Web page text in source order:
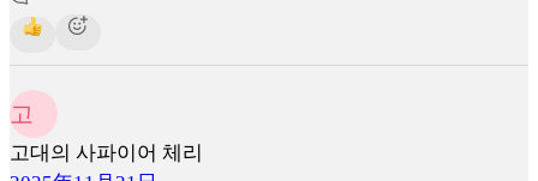
고
고대의 사파이어 체리